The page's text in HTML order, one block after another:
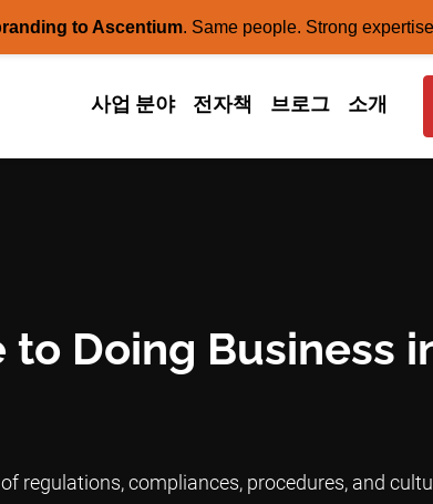
to Ascentium. Same people. Strong
사업 분야 전자책 브로그 소개
Doing Business
regulations, compliances, procedures, and